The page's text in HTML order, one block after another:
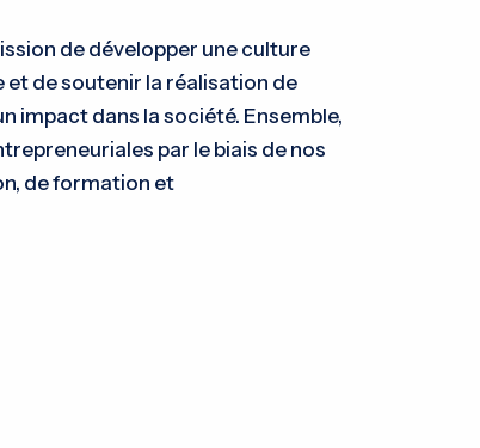
de développer une culture
de soutenir la réalisation de
impact dans la société. Ensemble,
par le biais de nos
de formation et